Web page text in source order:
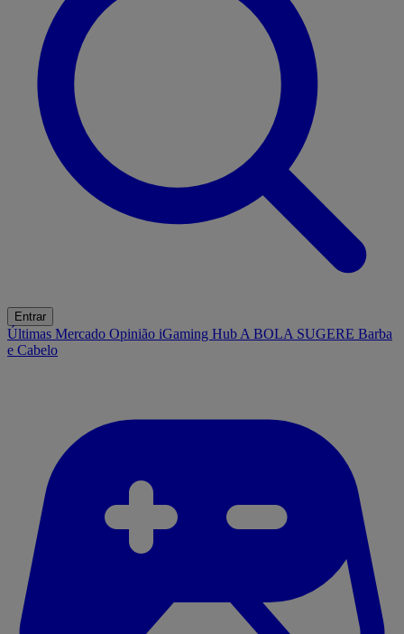
Entrar
Últimas Mercado Opinião iGaming Hub A BOLA SUGERE Barba
e Cabelo